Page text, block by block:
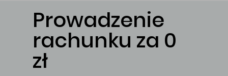
Prowadzenie
rachunku za 0
zł